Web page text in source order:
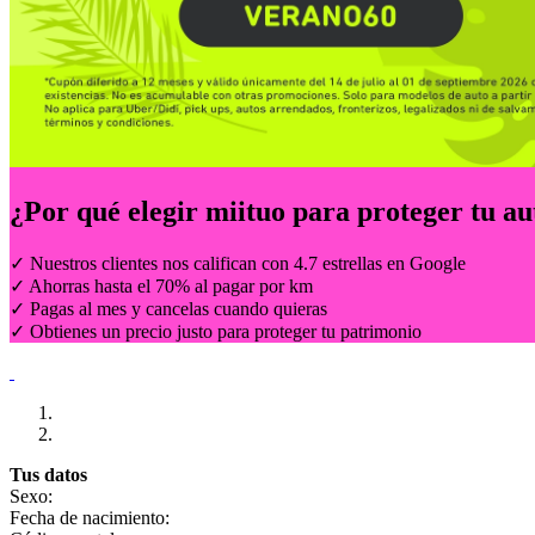
¿Por qué elegir miituo para proteger tu
✓ Nuestros clientes nos califican con 4.7 estrellas en Google
✓ Ahorras hasta el 70% al pagar por km
✓ Pagas al mes y cancelas cuando quieras
✓ Obtienes un precio justo para proteger tu patrimonio
Tus datos
Sexo:
Fecha de nacimiento: